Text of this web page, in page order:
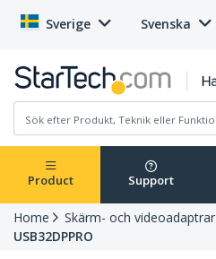
Sverige Svenska
Product Support
Home Skärm- och videoadaptrar
USB32DPPRO